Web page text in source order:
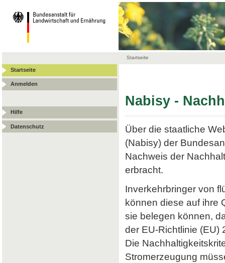
Startseite
Startseite
Anmelden
Hilfe
Datenschutz
Nabisy -
Über die staatliche
(Nabisy) der
Nachweis der
erbracht.
Inverkehrbringer von
können diese auf ihre
sie belegen können,
der EU-Richtlinie (EU)
Die
Stromerzeugung